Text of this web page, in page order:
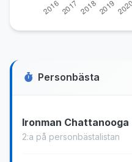
Personbästa
Ironman Chattanooga
2:a på personbästalistan